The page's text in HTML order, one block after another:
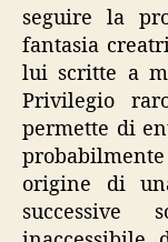
seguire la
fantasia
lui scritte a
Privilegio
permette di
origine di
successive